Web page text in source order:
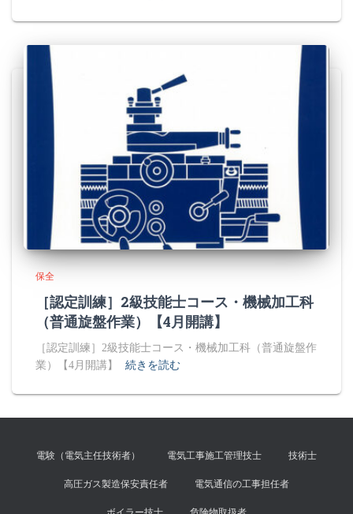
保全
［認定訓練］2級技能士コース・機械加工科
（普通旋盤作業）【4月開講】
［認定訓練］2級技能士コース・機械加工科（普通旋盤作
業）【4月開講】
続きを読む
電験（電気主任技術者） 電気工事施工管理技士 技術士
高圧ガス製造保安責任者 電気通信の工事担任者